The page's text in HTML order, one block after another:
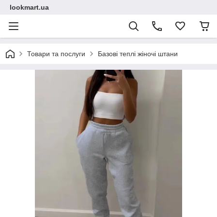
lookmart.ua
Товари та послуги Базові теплі жіночі штани